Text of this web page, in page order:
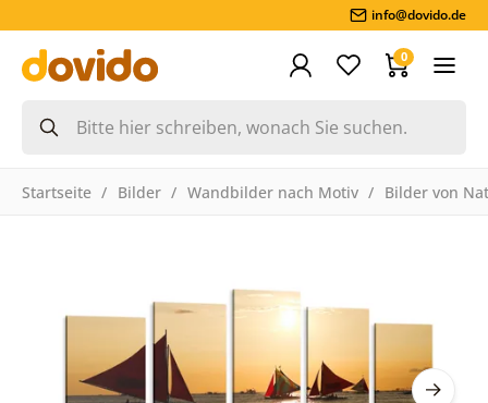
info@dovido.de
0
Startseite Bilder Wandbilder nach Motiv Bilder von